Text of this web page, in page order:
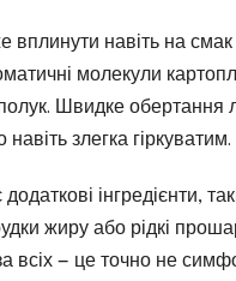
вплинути навіть на
молекули
Швидке
злегка гіркуватим.
інгредієнти,
жиру або рідкі
всіх — це точно не